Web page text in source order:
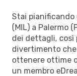
Stai pianificando
(MIL) a Palermo
dei dettagli, così
divertimento
ottenere ottime
un membro